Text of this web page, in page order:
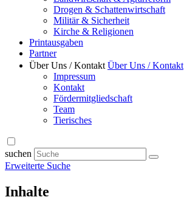
Drogen & Schattenwirtschaft
Militär & Sicherheit
Kirche & Religionen
Printausgaben
Partner
Über Uns / Kontakt Über Uns / Kontakt
Impressum
Kontakt
Fördermitgliedschaft
Team
Tierisches
suchen
Erweiterte Suche
Inhalte